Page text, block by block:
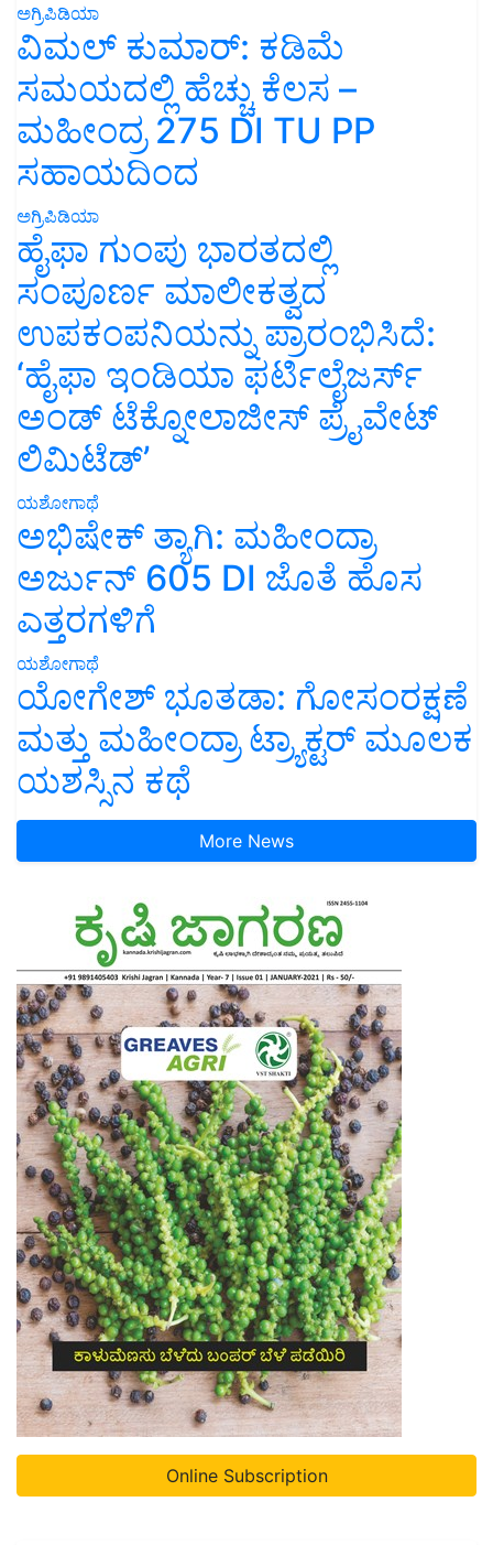
ಅಗ್ರಿಪಿಡಿಯಾ
ವಿಮಲ್ ಕುಮಾರ್: ಕಡಿಮೆ
ಸಮಯದಲ್ಲಿ ಹೆಚ್ಚು ಕೆಲಸ –
ಮಹೀಂದ್ರ 275 DI TU PP
ಸಹಾಯದಿಂದ
ಅಗ್ರಿಪಿಡಿಯಾ
ಹೈಫಾ ಗುಂಪು ಭಾರತದಲ್ಲಿ
ಸಂಪೂರ್ಣ ಮಾಲೀಕತ್ವದ
ಉಪಕಂಪನಿಯನ್ನು ಪ್ರಾರಂಭಿಸಿದೆ:
‘ಹೈಫಾ ಇಂಡಿಯಾ ಫರ್ಟಿಲೈಜರ್ಸ್
ಅಂಡ್ ಟೆಕ್ನೋಲಾಜೀಸ್ ಪ್ರೈವೇಟ್
ಲಿಮಿಟೆಡ್’
ಯಶೋಗಾಥೆ
ಅಭಿಷೇಕ್ ತ್ಯಾಗಿ: ಮಹೀಂದ್ರಾ
ಅರ್ಜುನ್ 605 DI ಜೊತೆ ಹೊಸ
ಎತ್ತರಗಳಿಗೆ
ಯಶೋಗಾಥೆ
ಯೋಗೇಶ್ ಭೂತಡಾ: ಗೋಸಂರಕ್ಷಣೆ
ಮತ್ತು ಮಹೀಂದ್ರಾ ಟ್ರ್ಯಾಕ್ಟರ್ ಮೂಲಕ
ಯಶಸ್ಸಿನ ಕಥೆ
More News
Online Subscription